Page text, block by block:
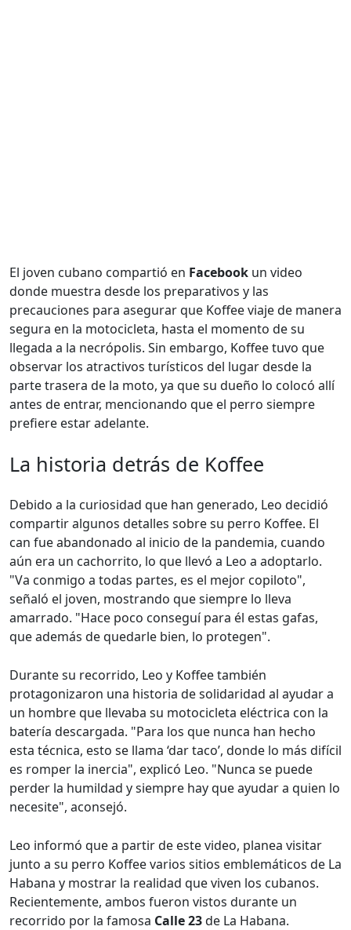
El joven cubano compartió en Facebook un video
donde muestra desde los preparativos y las
precauciones para asegurar que Koffee viaje de manera
segura en la motocicleta, hasta el momento de su
llegada a la necrópolis. Sin embargo, Koffee tuvo que
observar los atractivos turísticos del lugar desde la
parte trasera de la moto, ya que su dueño lo colocó allí
antes de entrar, mencionando que el perro siempre
prefiere estar adelante.
La historia detrás de Koffee
Debido a la curiosidad que han generado, Leo decidió
compartir algunos detalles sobre su perro Koffee. El
can fue abandonado al inicio de la pandemia, cuando
aún era un cachorrito, lo que llevó a Leo a adoptarlo.
"Va conmigo a todas partes, es el mejor copiloto",
señaló el joven, mostrando que siempre lo lleva
amarrado. "Hace poco conseguí para él estas gafas,
que además de quedarle bien, lo protegen".
Durante su recorrido, Leo y Koffee también
protagonizaron una historia de solidaridad al ayudar a
un hombre que llevaba su motocicleta eléctrica con la
batería descargada. "Para los que nunca han hecho
esta técnica, esto se llama ‘dar taco’, donde lo más difícil
es romper la inercia", explicó Leo. "Nunca se puede
perder la humildad y siempre hay que ayudar a quien lo
necesite", aconsejó.
Leo informó que a partir de este video, planea visitar
junto a su perro Koffee varios sitios emblemáticos de La
Habana y mostrar la realidad que viven los cubanos.
Recientemente, ambos fueron vistos durante un
recorrido por la famosa Calle 23de La Habana.